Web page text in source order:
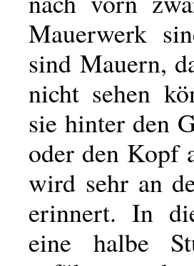
Mauerwerk
sind Mauern,
nicht sehen
sie hinter den
oder den Kopf
wird sehr an
erinnert. In
eine halbe